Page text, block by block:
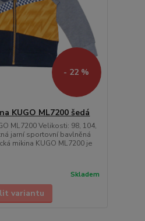
- 22 %
KUGO ML7200 šedá
ML7200 Velikosti: 98, 104,
jarní sportovní bavlněná
mikina KUGO ML7200 je
Skladem
variantu